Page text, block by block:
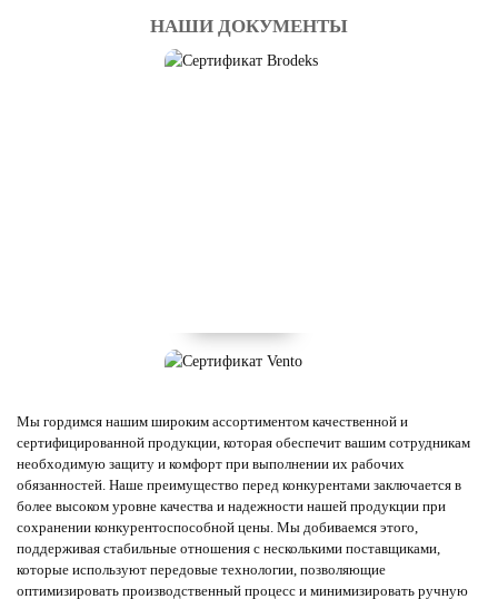
НАШИ ДОКУМЕНТЫ
Мы гордимся нашим широким ассортиментом качественной и
сертифицированной продукции, которая обеспечит вашим сотрудникам
необходимую защиту и комфорт при выполнении их рабочих
обязанностей. Наше преимущество перед конкурентами заключается в
более высоком уровне качества и надежности нашей продукции при
сохранении конкурентоспособной цены. Мы добиваемся этого,
поддерживая стабильные отношения с несколькими поставщиками,
которые используют передовые технологии, позволяющие
оптимизировать производственный процесс и минимизировать ручную